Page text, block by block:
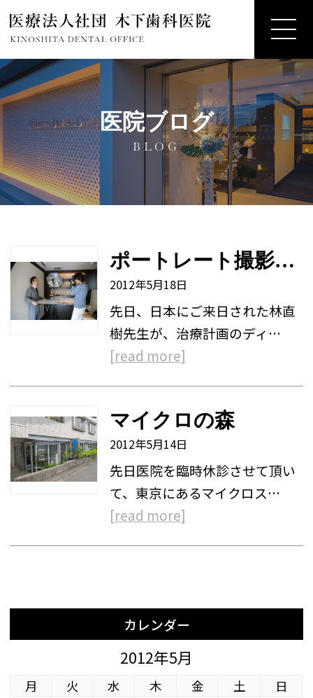
医院ブログ
BLOG
ポートレート撮影！
2012年5月18日
先日、日本にご来日された林直
樹先生が、治療計画のディ…
[read more]
マイクロの森
2012年5月14日
先日医院を臨時休診させて頂い
て、東京にあるマイクロス…
[read more]
カレンダー
2012年5月
月 火 水 木 金 土 日